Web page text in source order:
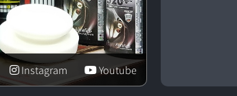
Youtube
Instagram